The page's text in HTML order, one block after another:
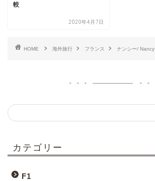
較
2020年4月7日
HOME 海外旅行 フランス ナンシー/ Nancy
カテゴリー
F1